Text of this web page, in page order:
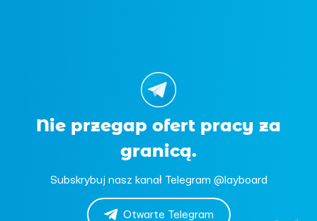
Nie przegap ofert pracy za
granicą.
Subskrybuj nasz kanał Telegram @layboard
Otwarte Telegram